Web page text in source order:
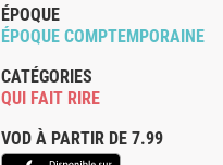
ÉPOQUE
ÉPOQUE COMPTEMPORAINE
CATÉGORIES
QUI FAIT RIRE
VOD À PARTIR DE 7.99